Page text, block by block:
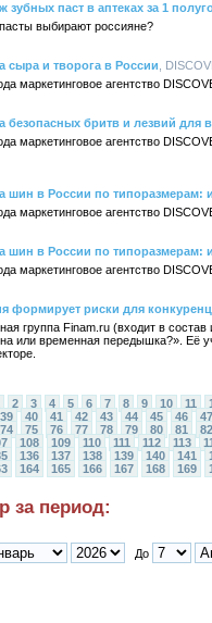
зубных паст в аптеках за 1
выбирают россияне?
сыра и творога в России ,
маркетинговое агентство
безопасных бритв и лезвий для
маркетинговое агентство
шин в России по типоразмерам:
маркетинговое агентство
шин в России по типоразмерам:
маркетинговое агентство
формирует риски для
группа Finam.ru (входит в
или временная передышка?». Её
2 3 4 5 6 7 8 9 10 11
39 40 41 42 43 44 45 46 47
74 75 76 77 78 79 80 81 82
108 109 110 111 112 113
136 137 138 139 140 141
164 165 166 167 168 169
за период:
До